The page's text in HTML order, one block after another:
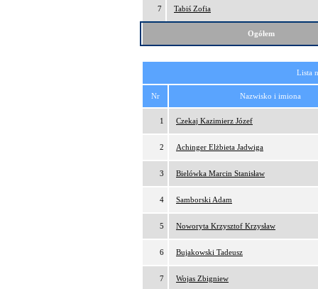
7 Tabiś Zofia
Ogółem
Lista
Nr Nazwisko i imiona
1 Czekaj Kazimierz Józef
2 Achinger Elżbieta Jadwiga
3 Bielówka Marcin Stanisław
4 Samborski Adam
5 Noworyta Krzysztof Krzysław
6 Bujakowski Tadeusz
7 Wojas Zbigniew